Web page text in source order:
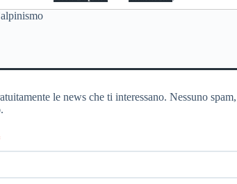
le news che ti interessano. Nessuno